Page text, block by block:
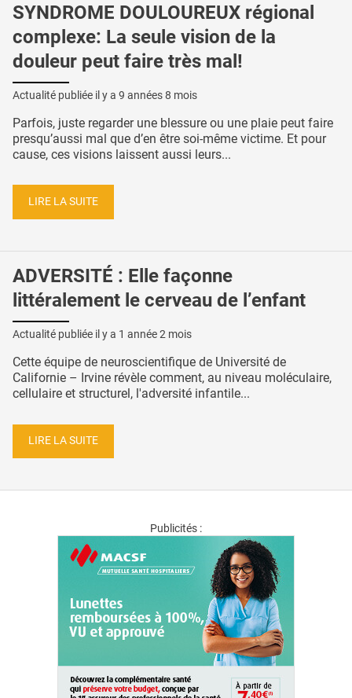
SYNDROME DOULOUREUX régional
complexe: La seule vision de la
douleur peut faire très mal!
Actualité publiée il y a 9 années 8 mois
Parfois, juste regarder une blessure ou une plaie peut faire
presqu’aussi mal que d’en être soi-même victime. Et pour
cause, ces visions laissent aussi leurs...
LIRE LA SUITE
ADVERSITÉ : Elle façonne
littéralement le cerveau de l’enfant
Actualité publiée il y a 1 année 2 mois
Cette équipe de neuroscientifique de Université de
Californie – Irvine révèle comment, au niveau moléculaire,
cellulaire et structurel, l'adversité infantile...
LIRE LA SUITE
Publicités :